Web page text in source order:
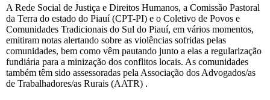
A Rede Social de Justiça e Direitos Humanos, a Comissão Pastoral
da Terra do estado do Piauí (CPT-PI) e o Coletivo de Povos e
Comunidades Tradicionais do Sul do Piauí, em vários momentos,
emitiram notas alertando sobre as violências sofridas pelas
comunidades, bem como vêm pautando junto a elas a regularização
fundiária para a minização dos conflitos locais. As comunidades
também têm sido assessoradas pela Associação dos Advogados/as
de Trabalhadores/as Rurais (AATR) .